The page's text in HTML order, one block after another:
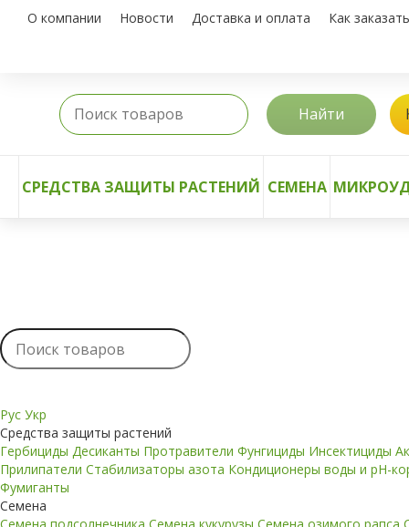
О компании Новости Доставка и оплата Как заказать
Найти
СРЕДСТВА ЗАЩИТЫ РАСТЕНИЙ СЕМЕНА
Рус Укр
Средства защиты растений
Гербициды Десиканты Протравители Фунгициды Инсектициды
Прилипатели Стабилизаторы азота Кондиционеры воды и pH-
Фумиганты
Семена